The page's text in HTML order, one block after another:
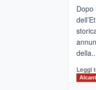
Dopo
Leggi